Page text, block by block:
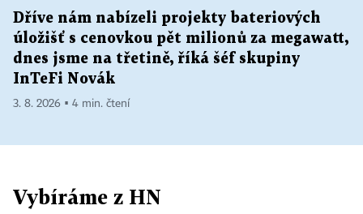
Dříve nám nabízeli projekty bateriových
úložišť s cenovkou pět milionů za megawatt,
dnes jsme na třetině, říká šéf skupiny
InTeFi Novák
3. 8. 2026 ▪ 4 min. čtení
Vybíráme z HN